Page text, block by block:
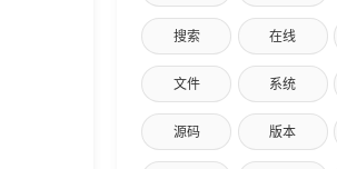
搜索 在线
文件 系统
源码 版本